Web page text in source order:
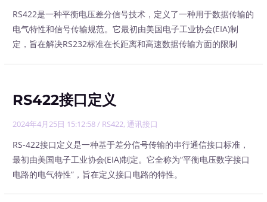
RS422是一种平衡电压差分信号技术，定义了一种用于数据传输的
电气特性和信号传输规范。它最初由美国电子工业协会(EIA)制
定，旨在解决RS232标准在长距离和高速数据传输方面的限制
RS422接口定义
2024年4月25日 15:12:58/ RS422, 通讯接口
RS-422接口定义是一种基于差分信号传输的串行通信接口标准，
最初由美国电子工业协会(EIA)制定。它全称为“平衡电压数字接口
电路的电气特性”，旨在定义接口电路的特性。